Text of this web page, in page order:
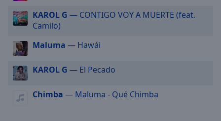
modal
window.
Beginning
dialog
window.
KAROL G — CONTIGO VOY A MUERTE (feat.
Camilo)
Maluma — Hawái
KAROL G — El Pecado
Chimba — Maluma - Qué Chimba